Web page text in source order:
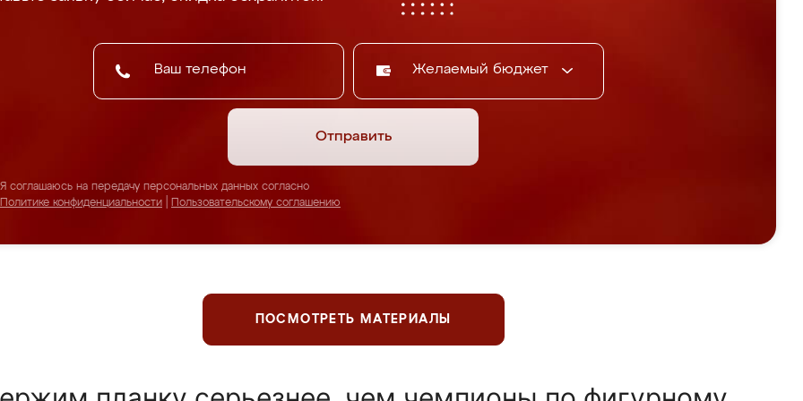
Желаемый бюджет
Отправить
Я соглашаюсь на передачу персональных данных согласно
Политике конфиденциальности
Пользовательскому соглашению
ПОСМОТРЕТЬ МАТЕРИАЛЫ